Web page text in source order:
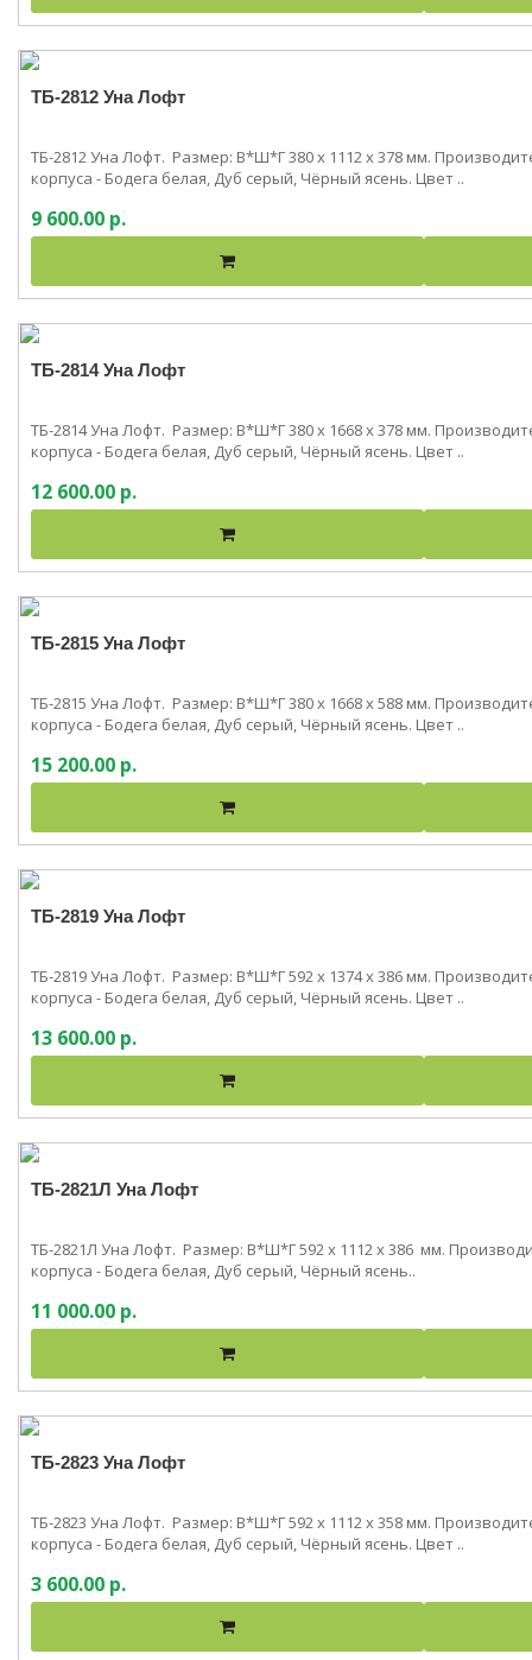
ТБ-2812 Уна Лофт
ТБ-2812 Уна Лофт. Размер: В*Ш*Г 380 x 1112 x 378 мм.
корпуса - Бодега белая, Дуб серый, Чёрный ясень. Цвет ..
9 600.00 р.
ТБ-2814 Уна Лофт
ТБ-2814 Уна Лофт. Размер: В*Ш*Г 380 x 1668 x 378 мм.
корпуса - Бодега белая, Дуб серый, Чёрный ясень. Цвет ..
12 600.00 р.
ТБ-2815 Уна Лофт
ТБ-2815 Уна Лофт. Размер: В*Ш*Г 380 x 1668 x 588 мм.
корпуса - Бодега белая, Дуб серый, Чёрный ясень. Цвет ..
15 200.00 р.
ТБ-2819 Уна Лофт
ТБ-2819 Уна Лофт. Размер: В*Ш*Г 592 x 1374 x 386 мм.
корпуса - Бодега белая, Дуб серый, Чёрный ясень. Цвет ..
13 600.00 р.
ТБ-2821Л Уна Лофт
ТБ-2821Л Уна Лофт. Размер: В*Ш*Г 592 x 1112 x 386 мм.
корпуса - Бодега белая, Дуб серый, Чёрный ясень..
11 000.00 р.
ТБ-2823 Уна Лофт
ТБ-2823 Уна Лофт. Размер: В*Ш*Г 592 x 1112 x 358 мм.
корпуса - Бодега белая, Дуб серый, Чёрный ясень. Цвет ..
3 600.00 р.